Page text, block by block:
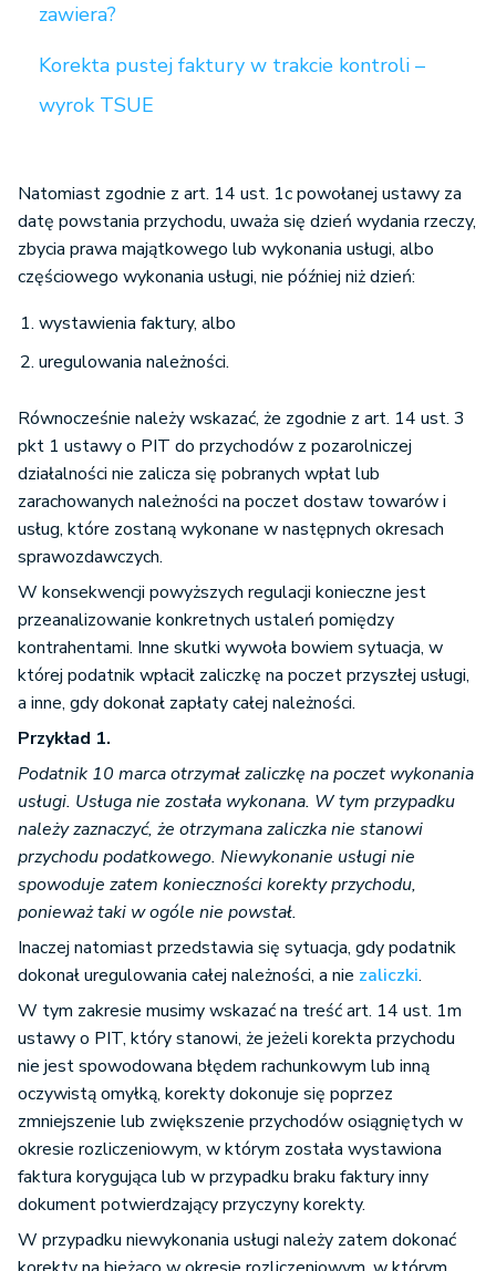
zawiera?
Korekta pustej faktury w trakcie kontroli –
wyrok TSUE
Natomiast zgodnie z art. 14 ust. 1c powołanej ustawy za
datę powstania przychodu, uważa się dzień wydania rzeczy,
zbycia prawa majątkowego lub wykonania usługi, albo
częściowego wykonania usługi, nie później niż dzień:
wystawienia faktury, albo
uregulowania należności.
Równocześnie należy wskazać, że zgodnie z art. 14 ust. 3
pkt 1 ustawy o PIT do przychodów z pozarolniczej
działalności nie zalicza się pobranych wpłat lub
zarachowanych należności na poczet dostaw towarów i
usług, które zostaną wykonane w następnych okresach
sprawozdawczych.
W konsekwencji powyższych regulacji konieczne jest
przeanalizowanie konkretnych ustaleń pomiędzy
kontrahentami. Inne skutki wywoła bowiem sytuacja, w
której podatnik wpłacił zaliczkę na poczet przyszłej usługi,
a inne, gdy dokonał zapłaty całej należności.
Przykład 1.
Podatnik 10 marca otrzymał zaliczkę na poczet wykonania
usługi. Usługa nie została wykonana. W tym przypadku
należy zaznaczyć, że otrzymana zaliczka nie stanowi
przychodu podatkowego. Niewykonanie usługi nie
spowoduje zatem konieczności korekty przychodu,
ponieważ taki w ogóle nie powstał.
Inaczej natomiast przedstawia się sytuacja, gdy podatnik
dokonał uregulowania całej należności, a nie zaliczki.
W tym zakresie musimy wskazać na treść art. 14 ust. 1m
ustawy o PIT, który stanowi, że jeżeli korekta przychodu
nie jest spowodowana błędem rachunkowym lub inną
oczywistą omyłką, korekty dokonuje się poprzez
zmniejszenie lub zwiększenie przychodów osiągniętych w
okresie rozliczeniowym, w którym została wystawiona
faktura korygująca lub w przypadku braku faktury inny
dokument potwierdzający przyczyny korekty.
W przypadku niewykonania usługi należy zatem dokonać